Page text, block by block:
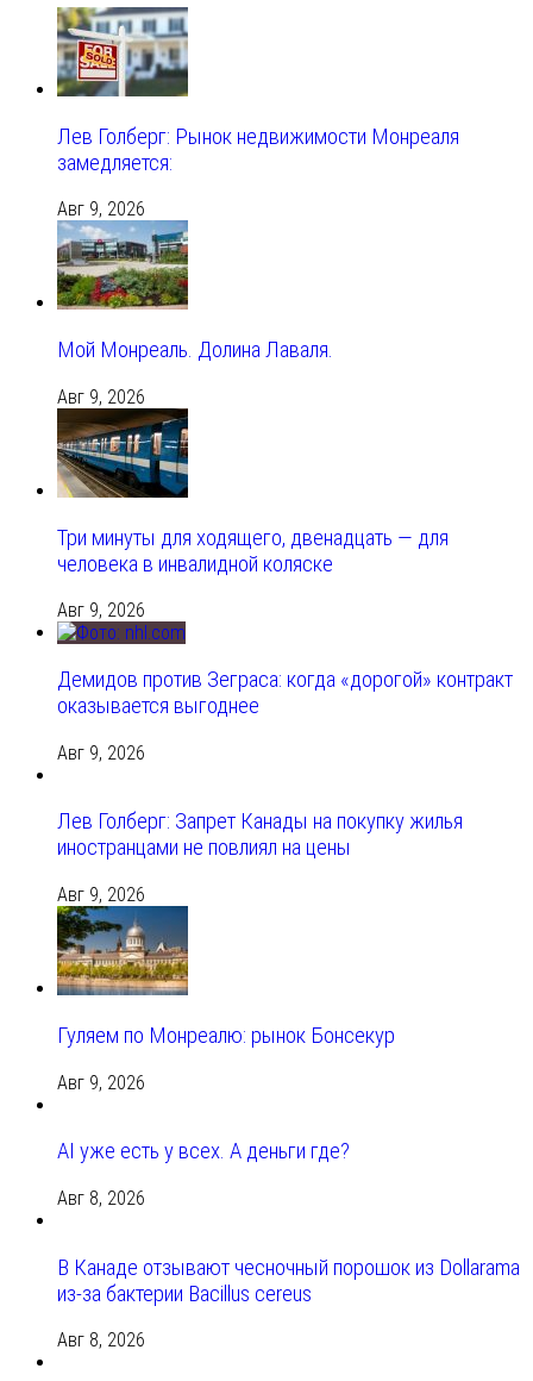
Лев Голберг: Рынок недвижимости Монреаля
замедляется:
Авг 9, 2026
Мой Монреаль. Долина Лаваля.
Авг 9, 2026
Три минуты для ходящего, двенадцать — для
человека в инвалидной коляске
Авг 9, 2026
Демидов против Зеграса: когда «дорогой» контракт
оказывается выгоднее
Авг 9, 2026
Лев Голберг: Запрет Канады на покупку жилья
иностранцами не повлиял на цены
Авг 9, 2026
Гуляем по Монреалю: рынок Бонсекур
Авг 9, 2026
AI уже есть у всех. А деньги где?
Авг 8, 2026
В Канаде отзывают чесночный порошок из Dollarama
из-за бактерии Bacillus cereus
Авг 8, 2026